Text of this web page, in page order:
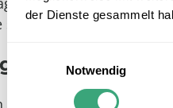
der Dienste gesammelt
Notwendig
sowie systematische